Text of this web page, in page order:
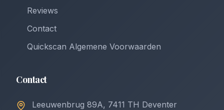
Reviews
Contact
Quickscan Algemene Voorwaarden
Contact
Leeuwenbrug 89A, 7411 TH Deventer